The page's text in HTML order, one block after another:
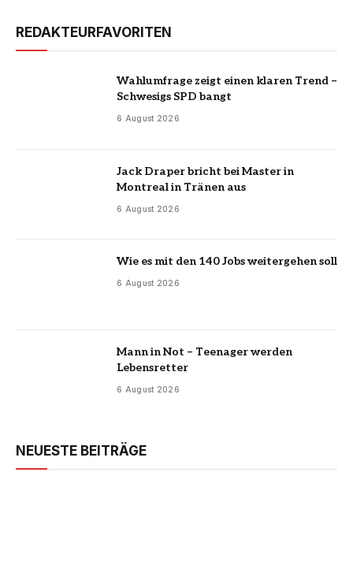
REDAKTEURFAVORITEN
Wahlumfrage zeigt einen klaren Trend –
Schwesigs SPD bangt
6 August 2026
Jack Draper bricht bei Master in
Montreal in Tränen aus
6 August 2026
Wie es mit den 140 Jobs weitergehen soll
6 August 2026
Mann in Not – Teenager werden
Lebensretter
6 August 2026
NEUESTE BEITRÄGE